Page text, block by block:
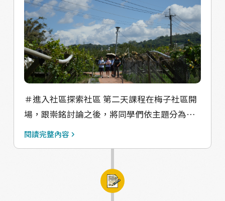
來分享更多社區故事給大家! ﹏﹏﹏﹏ ﹋﹋﹋
﹋ ◭小報石岡Shagˋ Gong+ Paper VOL.02◭
2024年07月出刊 我們邀請地方青年提筆寫下關
於石岡的故事 於是石岡有了一份小小的報紙 可
能是生活紀錄、可能是產地紀錄 總之一切都與
石岡有關 ﹏﹏﹏﹏﹏﹏﹏﹏﹏﹏ 《小報石岡》
線上連載專欄
https://vocus.cc/salon/6669563bfd89780001
9aca2f
接下來是精實的排版編輯課，課程由小報石岡
的設計師逸晟來規劃，逸晟首先跟學生們介紹
設計師是一種專注解決人類需求的職業，也因
此生活中遇見的設計師有各種面向，包含平面
設計師、工作設計師、室內設計師等等，身為
平面設計師的他娓娓道來平面設計的流程，帶
著同學們了解編輯排版需要幾個重點：自身的
觀點、流暢的文字、具感染力的照片/插畫，講
課進行到這個階段，已經有同學發現前兩天校
剛書寫的文字、前一天拍攝的照片等素材來進
行編輯排版的練習，逸晟請同學選一張最有感
＃進入社區探索社區 第二天課程在梅子社區開
場，跟崇銘討論之後，將同學們依主題分為伯
公、果園、小水道三組，從梅子屋出發，三組
土地公廟，同學分享這是第一次這麼仔細觀察
廟中的彩繪細節，上頭的龍和金色的裝潢讓人
閱讀完整內容